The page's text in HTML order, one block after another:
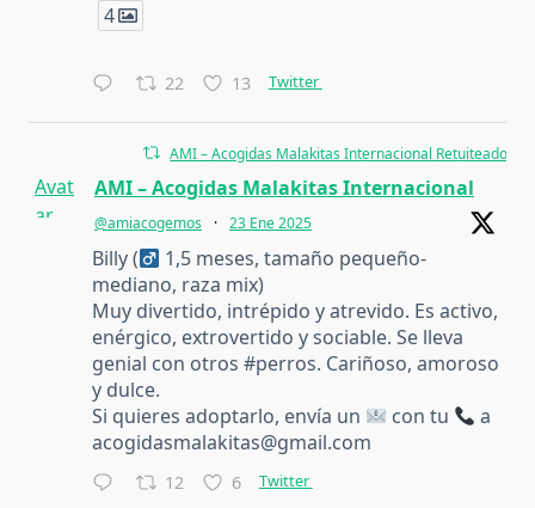
4
22 13 Twitter
AMI – Acogidas Malakitas Internacional Retuiteado
Avat
ar
AMI – Acogidas Malakitas Internacional
@amiacogemos · 23 Ene 2025
Billy (
1,5 meses, tamaño pequeño-
mediano, raza mix)
Muy divertido, intrépido y atrevido. Es activo,
enérgico, extrovertido y sociable. Se lleva
genial con otros #perros. Cariñoso, amoroso
y dulce.
Si quieres adoptarlo, envía un
con tu
a
acogidasmalakitas@gmail.com
12 6 Twitter